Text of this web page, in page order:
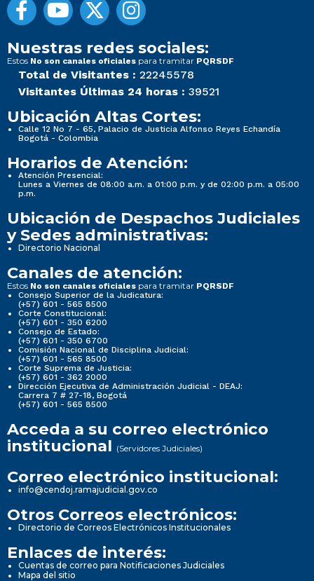
Nuestras redes sociales:
Estos No son canales oficiales para tramitar PQRSDF
Total de Visitantes : 22245578
Visitantes Últimas 24 horas : 39521
Ubicación Altas Cortes:
Calle 12 No 7 - 65, Palacio de Justicia Alfonso Reyes Echandía
Bogotá - Colombia
Horarios de Atención:
Atención Presencial:
Lunes a Viernes de 08:00 a.m. a 01:00 p.m. y de 02:00 p.m. a 05:00
p.m.
Ubicación de Despachos Judiciales
y Sedes administrativas:
Directorio Nacional
Canales de atención:
Estos No son canales oficiales para tramitar PQRSDF
Consejo Superior de la Judicatura:
(+57) 601 - 565 8500
Corte Constitucional:
(+57) 601 - 350 6200
Consejo de Estado:
(+57) 601 - 350 6700
Comisión Nacional de Disciplina Judicial:
(+57) 601 - 565 8500
Corte Suprema de Justicia:
(+57) 601 - 362 2000
Dirección Ejecutiva de Administración Judicial - DEAJ:
Carrera 7 # 27-18, Bogotá
(+57) 601 - 565 8500
Acceda a su correo electrónico
institucional (Servidores Judiciales)
Correo electrónico institucional:
info@cendoj.ramajudicial.gov.co
Otros Correos electrónicos:
Directorio de Correos Electrónicos Institucionales
Enlaces de interés:
Cuentas de correo para Notificaciones Judiciales
Mapa del sitio